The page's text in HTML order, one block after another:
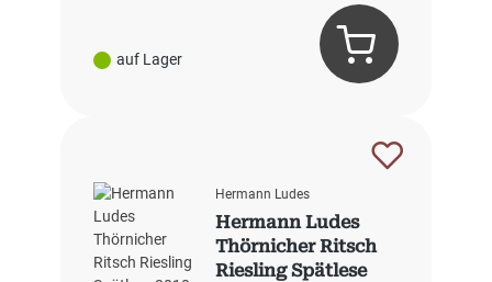
auf Lager
Hermann Ludes
Hermann Ludes
Thörnicher Ritsch
Riesling Spätlese